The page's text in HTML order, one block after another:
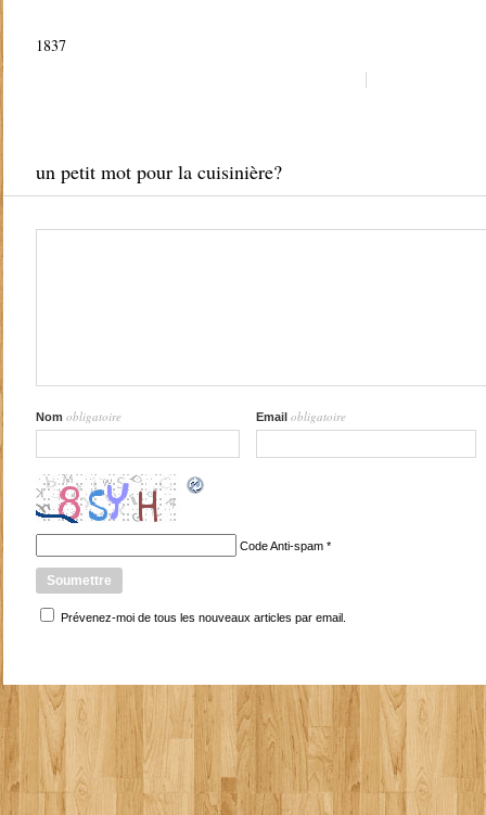
1837
un petit mot pour la cuisinière?
Nom obligatoire Email obligatoire
Code Anti-spam*
Prévenez-moi de tous les nouveaux articles par email.